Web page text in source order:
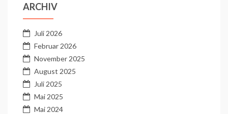
ARCHIV
Juli 2026
Februar 2026
November 2025
August 2025
Juli 2025
Mai 2025
Mai 2024